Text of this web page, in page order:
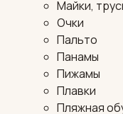
Майки,
Очки
Пальто
Панамы
Пижамы
Плавки
Пляжная